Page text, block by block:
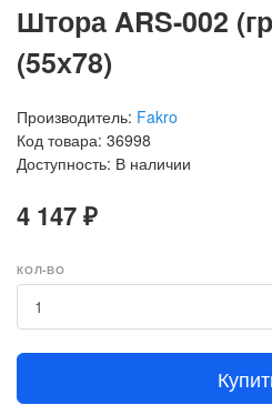
Штора ARS-002
(55х78)
Производитель: Fakro
Код товара: 36998
Доступность: В наличии
4 147 ₽
КОЛ-ВО